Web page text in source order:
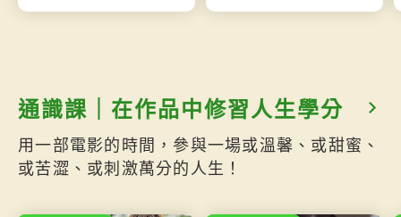
通識課｜在作品中修習人生學分
用一部電影的時間，參與一場或溫馨、或甜蜜、
或苦澀、或刺激萬分的人生！